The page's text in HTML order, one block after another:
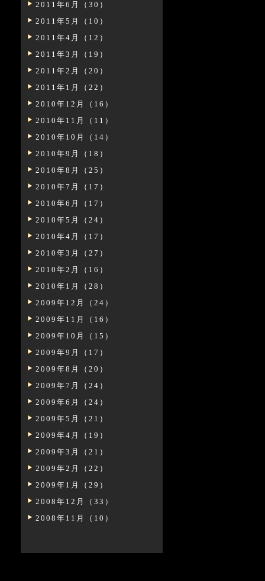
2011年6月（30）
2011年5月（10）
2011年4月（12）
2011年3月（19）
2011年2月（20）
2011年1月（22）
2010年12月（16）
2010年11月（11）
2010年10月（14）
2010年9月（18）
2010年8月（25）
2010年7月（17）
2010年6月（17）
2010年5月（24）
2010年4月（17）
2010年3月（27）
2010年2月（16）
2010年1月（28）
2009年12月（24）
2009年11月（16）
2009年10月（15）
2009年9月（17）
2009年8月（20）
2009年7月（24）
2009年6月（24）
2009年5月（21）
2009年4月（19）
2009年3月（21）
2009年2月（22）
2009年1月（29）
2008年12月（33）
2008年11月（10）